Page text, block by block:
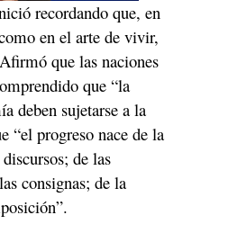
recordando que, en
en el arte de vivir,
que las naciones
que “la
deben sujetarse a la
“el progreso nace de la
de las
consignas; de la